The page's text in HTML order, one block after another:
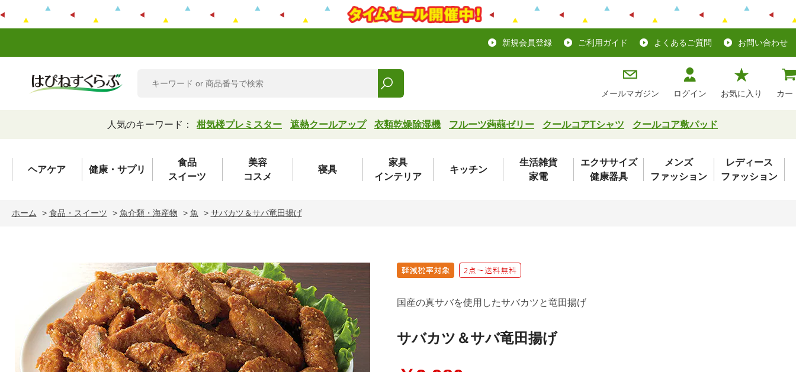
新規会員登録 ご利用ガイド よくあるご質問 お問い合わせ
メールマガジン ログイン お気に入り カー
人気のキーワード： 柑気楼プレミスター 遮熱クールアップ 衣類乾燥除湿機 フルーツ蒟蒻ゼリー クールコアTシャツ クールコア敷パッド
ヘアケア 健康・サプリ
食品
スイーツ
美容
コスメ
寝具
家具
インテリア
キッチン
生活雑貨
家電
エクササイズ
健康器具
メンズ
ファッション
レディース
ファッション
ホーム > 食品・スイーツ > 魚介類・海産物 > 魚 > サバカツ＆サバ竜田揚げ
国産の真サバを使用したサバカツと竜田揚げ
サバカツ＆サバ竜田揚げ